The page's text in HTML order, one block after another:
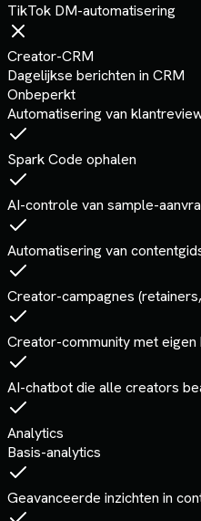
TikTok DM-automatisering
Creator-CRM
Dagelijkse berichten in CRM
Onbeperkt
Automatisering van
Spark Code ophalen
AI-controle van sample-
Automatisering van
Creator-campagnes
Creator-community met eigen
AI-chatbot die alle creators
Analytics
Basis-analytics
Geavanceerde inzichten in